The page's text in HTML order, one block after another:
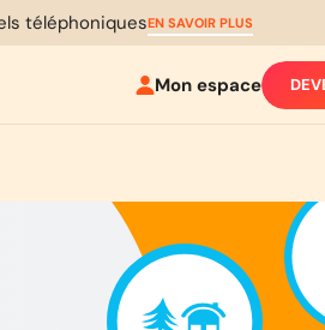
téléphoniquesEN SAVOIR PLUS
Mon espace